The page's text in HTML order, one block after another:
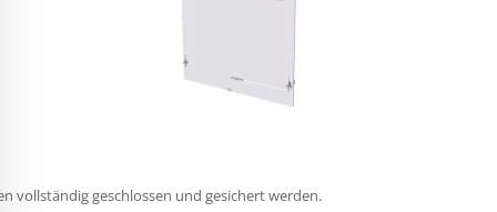
vollständig geschlossen und gesichert werden.